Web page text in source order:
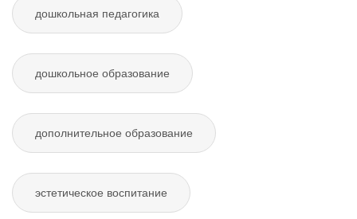
дошкольная педагогика
дошкольное образование
дополнительное образование
эстетическое воспитание